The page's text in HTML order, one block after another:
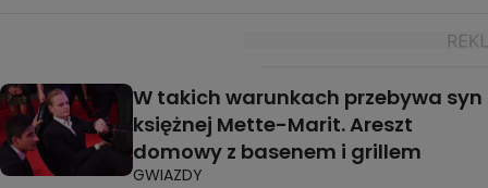
W takich warunkach przebywa syn
księżnej Mette-Marit. Areszt
domowy z basenem i grillem
GWIAZDY